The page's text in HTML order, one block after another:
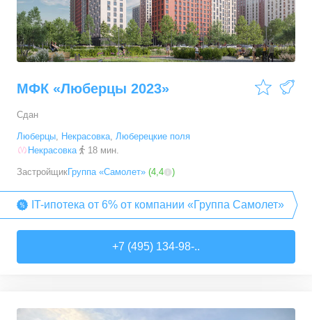
МФК «Люберцы 2023»
Сдан
Люберцы, Некрасовка, Люберецкие поля
Некрасовка
18 мин.
ЗастройщикГруппа «Самолет» (4,4 )
IT-ипотека от 6% от компании «Группа Самолет»
+7 (495) 134-98-..